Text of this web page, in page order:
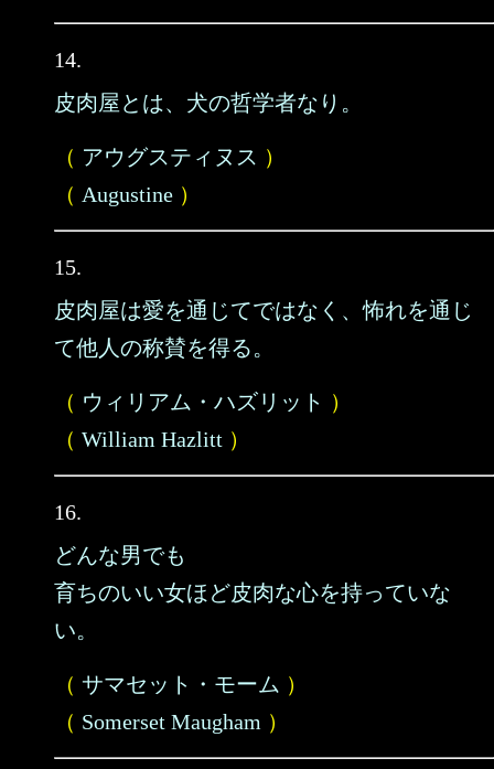
14.
皮肉屋とは、犬の哲学者なり。
（ アウグスティヌス ）
（ Augustine ）
15.
皮肉屋は愛を通じてではなく、怖れを通じ
て他人の称賛を得る。
（ ウィリアム・ハズリット ）
（ William Hazlitt ）
16.
どんな男でも
育ちのいい女ほど皮肉な心を持っていな
い。
（ サマセット・モーム ）
（ Somerset Maugham ）